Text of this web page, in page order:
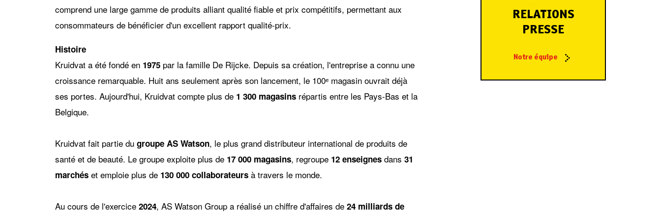
comprend une large gamme de produits alliant qualité fiable et prix compétitifs, permettant aux
consommateurs de bénéficier d'un excellent rapport qualité-prix.
Histoire
Kruidvat a été fondé en 1975 par la famille De Rijcke. Depuis sa création, l'entreprise a connu une
croissance remarquable. Huit ans seulement après son lancement, le 100ᵉ magasin ouvrait déjà
ses portes. Aujourd'hui, Kruidvat compte plus de 1 300 magasins répartis entre les Pays-Bas et la
Belgique.
Kruidvat fait partie du groupe AS Watson, le plus grand distributeur international de produits de
santé et de beauté. Le groupe exploite plus de 17 000 magasins, regroupe 12 enseignes dans 31
marchés et emploie plus de 130 000 collaborateurs à travers le monde.
Au cours de l'exercice 2024, AS Watson Group a réalisé un chiffre d'affaires de 24 milliards de
RELATIONS
PRESSE
Notre équipe